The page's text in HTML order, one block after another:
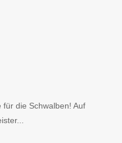
die Schwalben! Auf